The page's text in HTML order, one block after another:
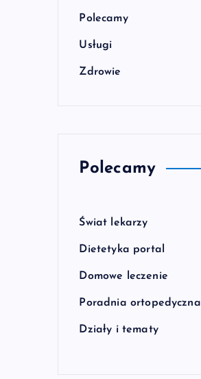
Polecamy
Usługi
Zdrowie
Polecamy
Świat lekarzy
Dietetyka portal
Domowe leczenie
Poradnia ortopedyczna
Działy i tematy